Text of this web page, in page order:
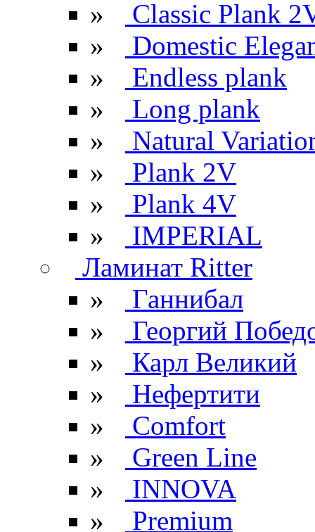
»
Classic Plank
»
Domestic
»
Endless plank
»
Long plank
»
Natural
»
Plank 2V
»
Plank 4V
»
IMPERIAL
Ламинат Ritter
»
Ганнибал
»
Георгий
»
Карл Великий
»
Нефертити
»
Comfort
»
Green Line
»
INNOVA
»
Premium